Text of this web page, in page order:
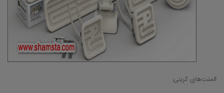
المنت‌های کربنی: